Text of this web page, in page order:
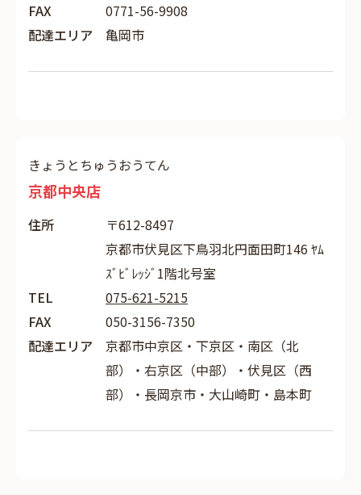
FAX
0771-56-9908
配達エリア
亀岡市
きょうとちゅうおうてん
京都中央店
住所
〒612-8497
京都市伏見区下鳥羽北円面田町146 ﾔﾑ
ｽﾞﾋﾞﾚｯｼﾞ1階北号室
TEL
075-621-5215
FAX
050-3156-7350
配達エリア
京都市中京区・下京区・南区（北
部）・右京区（中部）・伏見区（西
部）・長岡京市・大山崎町・島本町